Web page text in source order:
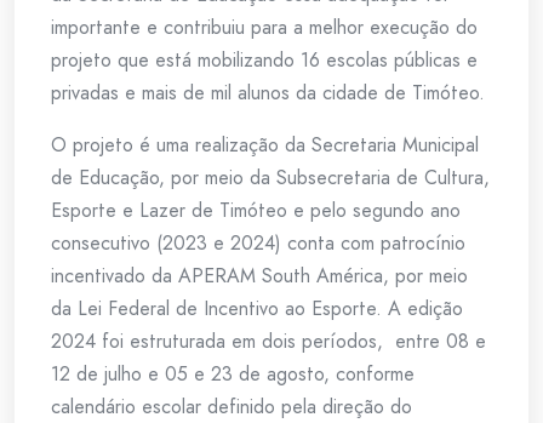
importante e contribuiu para a melhor execução do
projeto que está mobilizando 16 escolas públicas e
privadas e mais de mil alunos da cidade de Timóteo.
O projeto é uma realização da Secretaria Municipal
de Educação, por meio da Subsecretaria de Cultura,
Esporte e Lazer de Timóteo e pelo segundo ano
consecutivo (2023 e 2024) conta com patrocínio
incentivado da APERAM South América, por meio
da Lei Federal de Incentivo ao Esporte. A edição
2024 foi estruturada em dois períodos, entre 08 e
12 de julho e 05 e 23 de agosto, conforme
calendário escolar definido pela direção do